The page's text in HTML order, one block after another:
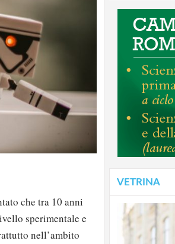
che tra 10 anni
sperimentale e
nell’ambito
VETRINA